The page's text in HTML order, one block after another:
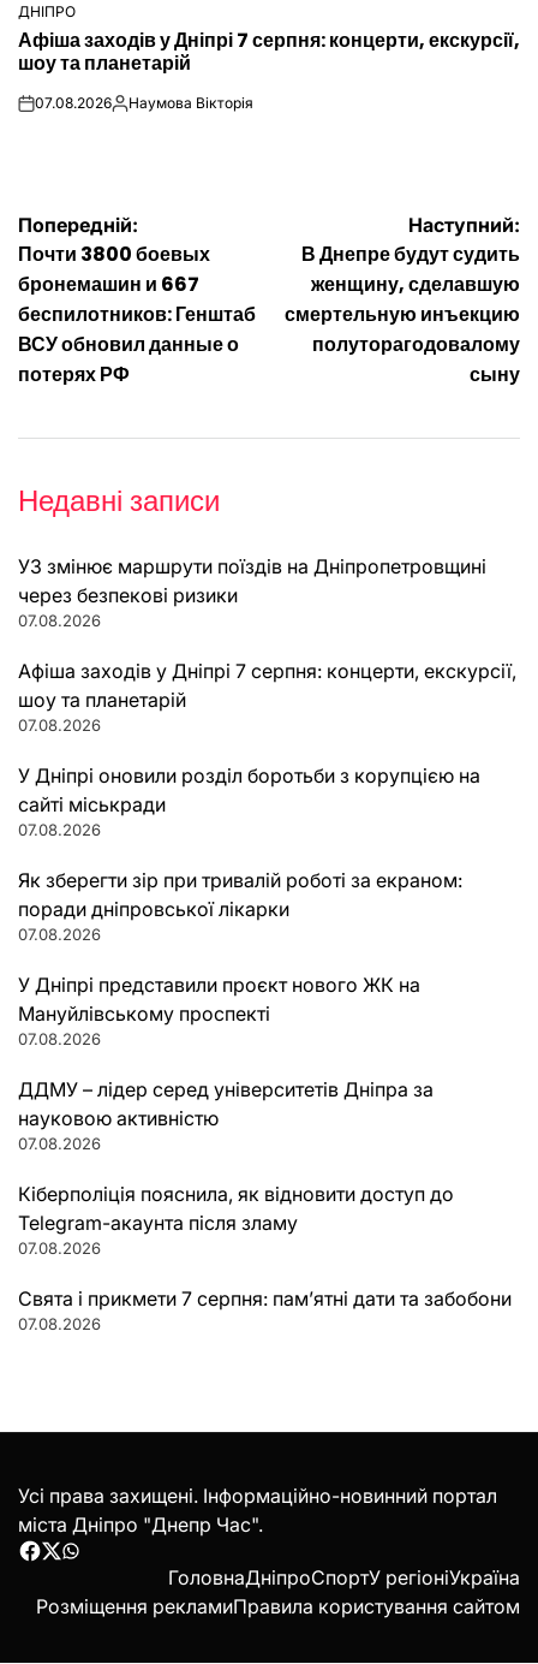
ОПУБЛІКУВАТИ
У
ДНІПРО
Афіша заходів у Дніпрі 7 серпня: концерти, екскурсії,
шоу та планетарій
on07.08.2026Опубліковано
Наумова Вікторія
Навігація
записів
Попередній:
Почти 3800 боевых
бронемашин и 667
беспилотников: Генштаб
ВСУ обновил данные о
потерях РФ
Наступний:
В Днепре будут судить
женщину, сделавшую
смертельную инъекцию
полуторагодовалому
сыну
Недавні записи
УЗ змінює маршрути поїздів на Дніпропетровщині
через безпекові ризики
07.08.2026
Афіша заходів у Дніпрі 7 серпня: концерти, екскурсії,
шоу та планетарій
07.08.2026
У Дніпрі оновили розділ боротьби з корупцією на
сайті міськради
07.08.2026
Як зберегти зір при тривалій роботі за екраном:
поради дніпровської лікарки
07.08.2026
У Дніпрі представили проєкт нового ЖК на
Мануйлівському проспекті
07.08.2026
ДДМУ – лідер серед університетів Дніпра за
науковою активністю
07.08.2026
Кіберполіція пояснила, як відновити доступ до
Telegram-акаунта після зламу
07.08.2026
Свята і прикмети 7 серпня: пам’ятні дати та забобони
07.08.2026
Усі права захищені. Інформаційно-новинний портал
міста Дніпро "Днепр Час".
Facebook
Twitter
WhatsApp
ГоловнаДніпроСпортУ регіоніУкраїна
Розміщення рекламиПравила користування сайтом